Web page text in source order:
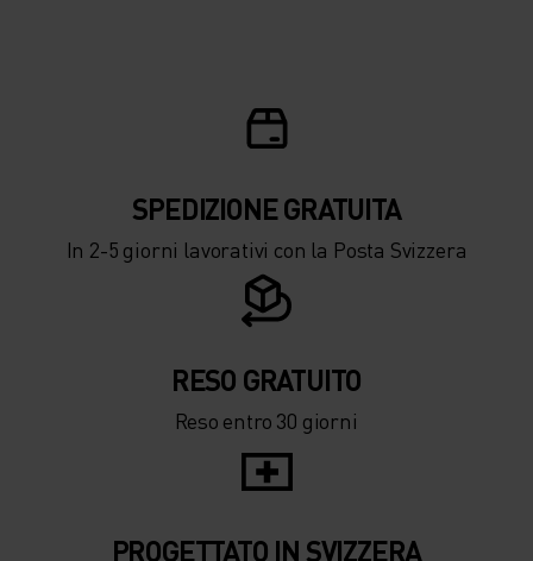
-20°
-25°
-20°
-25°
SPEDIZIONE ​​​​​​GRATUITA
In 2-5 giorni lavorativi con la Posta Svizzera
RESO GRATUITO
Reso entro 30 giorni
PROGETTATO IN SVIZZERA